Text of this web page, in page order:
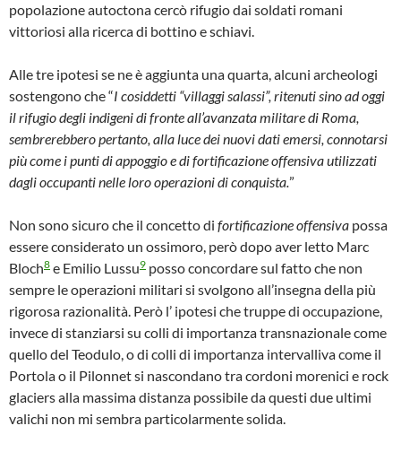
popolazione autoctona cercò rifugio dai soldati romani
vittoriosi alla ricerca di bottino e schiavi.
Alle tre ipotesi se ne è aggiunta una quarta, alcuni archeologi
sostengono che “I cosiddetti “villaggi salassi”, ritenuti sino ad oggi
il rifugio degli indigeni di fronte all’avanzata militare di Roma,
sembrerebbero pertanto, alla luce dei nuovi dati emersi, connotarsi
più come i punti di appoggio e di fortificazione offensiva utilizzati
dagli occupanti nelle loro operazioni di conquista.”
Non sono sicuro che il concetto di fortificazione offensiva possa
essere considerato un ossimoro, però dopo aver letto Marc
Bloch8 e Emilio Lussu9 posso concordare sul fatto che non
sempre le operazioni militari si svolgono all’insegna della più
rigorosa razionalità. Però l’ ipotesi che truppe di occupazione,
invece di stanziarsi su colli di importanza transnazionale come
quello del Teodulo, o di colli di importanza intervalliva come il
Portola o il Pilonnet si nascondano tra cordoni morenici e rock
glaciers alla massima distanza possibile da questi due ultimi
valichi non mi sembra particolarmente solida.